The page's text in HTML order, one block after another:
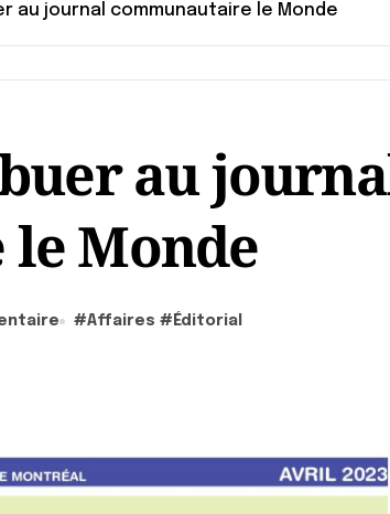
au journal communautaire le Monde
au
Monde
#Affaires # Éditorial